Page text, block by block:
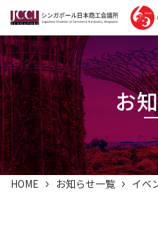
お
HOME お知らせ一覧 イベ